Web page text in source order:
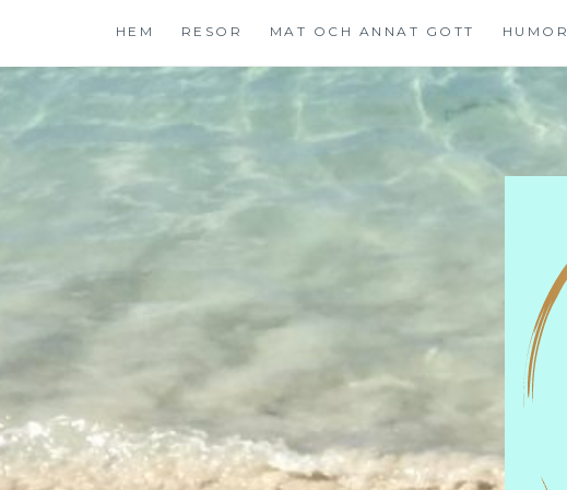
innehåll
HEM RESOR MAT OCH ANNAT GOTT HUMOR